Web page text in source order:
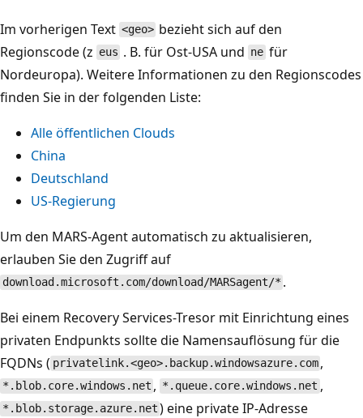
Im vorherigen Text <geo> bezieht sich auf den
Regionscode (z eus . B. für Ost-USA und nefür
Nordeuropa). Weitere Informationen zu den Regionscodes
finden Sie in der folgenden Liste:
Alle öffentlichen Clouds
China
Deutschland
US-Regierung
Um den MARS-Agent automatisch zu aktualisieren,
erlauben Sie den Zugriff auf
download.microsoft.com/download/MARSagent/* .
Bei einem Recovery Services-Tresor mit Einrichtung eines
privaten Endpunkts sollte die Namensauflösung für die
FQDNs ( privatelink.<geo>.backup.windowsazure.com ,
*.blob.core.windows.net , *.queue.core.windows.net ,
*.blob.storage.azure.net ) eine private IP-Adresse